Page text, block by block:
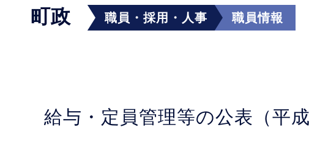
町政 職員・採用・人事 職員情報
給与・定員管理等の公表（平